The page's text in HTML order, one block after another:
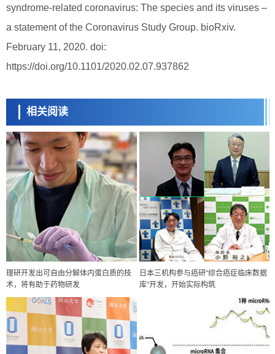
syndrome-related coronavirus: The species and its viruses –
a statement of the Coronavirus Study Group. bioRxiv.
February 11, 2020. doi:
https://doi.org/10.1101/2020.02.07.937862
相关阅读
理研开发出可自由分解体内蛋白质的技
术，将有助于药物研发
日本三机构参与癌研“综合癌症临床数据
库”开发，开始实际构筑